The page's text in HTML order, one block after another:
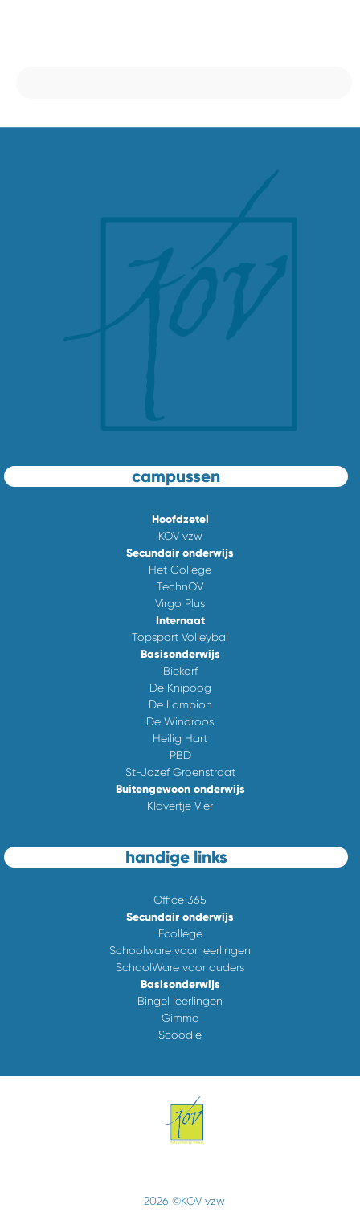
campussen
Hoofdzetel
KOV vzw
Secundair onderwijs
Het College
TechnOV
Virgo Plus
Internaat
Topsport Volleybal
Basisonderwijs
Biekorf
De Knipoog
De Lampion
De Windroos
Heilig Hart
PBD
St-Jozef Groenstraat
Buitengewoon onderwijs
Klavertje Vier
handige links
Office 365
Secundair onderwijs
Ecollege
Schoolware voor leerlingen
SchoolWare voor ouders
Basisonderwijs
Bingel leerlingen
Gimme
Scoodle
2026 ©KOV vzw